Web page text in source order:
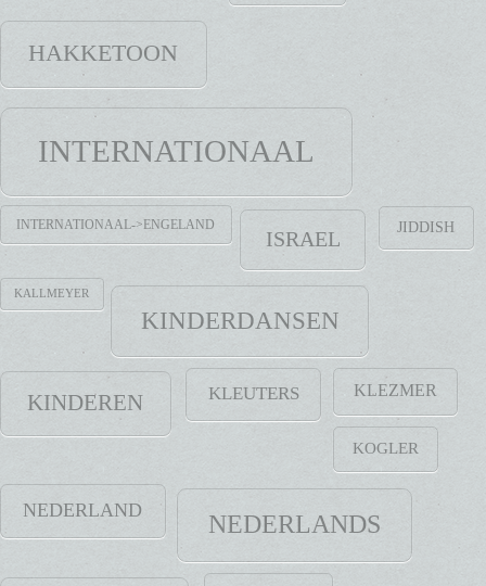
HAKKETOON
INTERNATIONAAL
INTERNATIONAAL->ENGELAND
ISRAEL
JIDDISH
KALLMEYER
KINDERDANSEN
KINDEREN KLEUTERS KLEZMER
KOGLER
NEDERLAND NEDERLANDS